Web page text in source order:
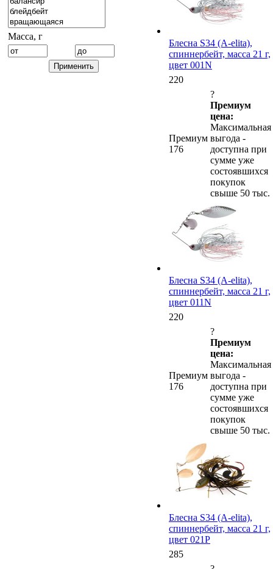
Масса, г
Блесна S34 (A-elita),
спиннербейт, масса 21 г,
цвет 001N
220
Премиум
176
?
Премиум
цена:
Максимальная
выгода -
доступна при
сумме уже
состоявшихся
покупок
свыше 50 тыс.
Блесна S34 (A-elita),
спиннербейт, масса 21 г,
цвет 011N
220
Премиум
176
?
Премиум
цена:
Максимальная
выгода -
доступна при
сумме уже
состоявшихся
покупок
свыше 50 тыс.
Блесна S34 (A-elita),
спиннербейт, масса 21 г,
цвет 021P
285